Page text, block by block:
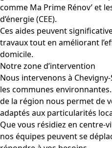
comme Ma Prime Rénov’ et
d’énergie (CEE).
Ces aides peuvent
travaux tout en améliorant
domicile.
Notre zone d’intervention
Nous intervenons à
les communes
de la région nous permet de
adaptés aux particularités
Que vous résidiez en centre-
nos équipes peuvent se